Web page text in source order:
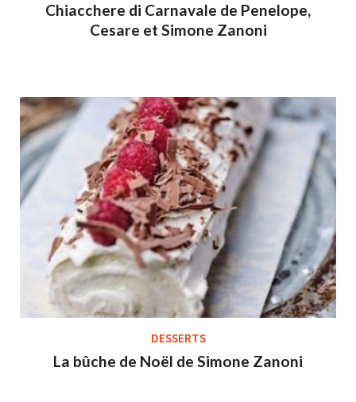
Chiacchere di Carnavale de Penelope,
Cesare et Simone Zanoni
DESSERTS
La bûche de Noël de Simone Zanoni